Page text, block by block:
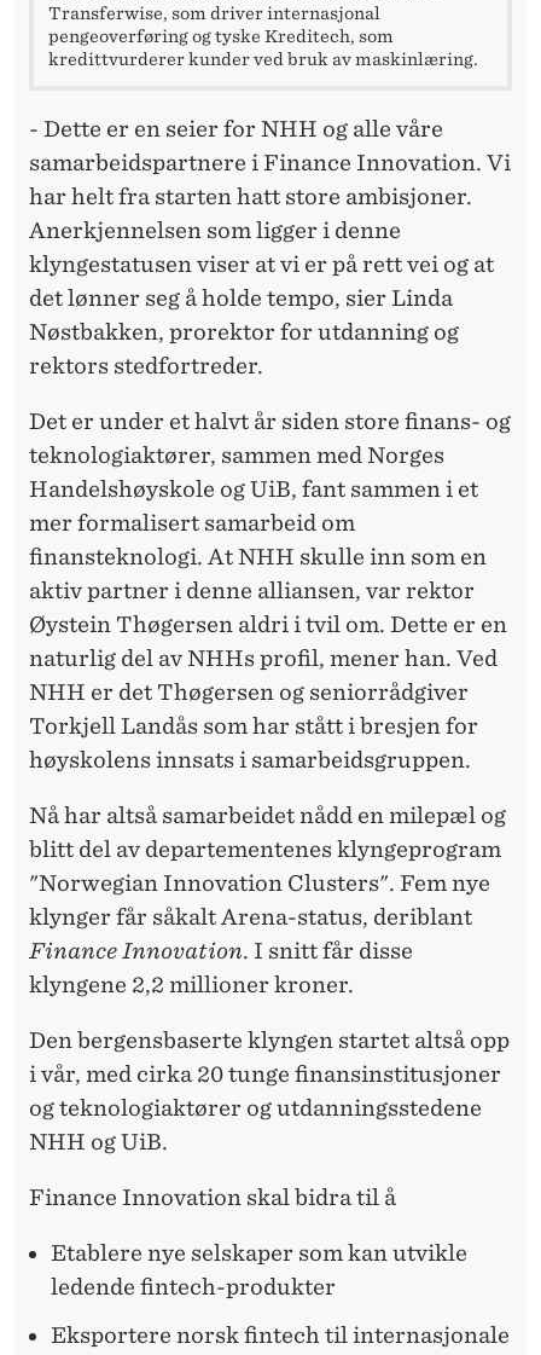
Transferwise, som driver internasjonal
pengeoverføring og tyske Kreditech, som
kredittvurderer kunder ved bruk av maskinlæring.
- Dette er en seier for NHH og alle våre
samarbeidspartnere i Finance Innovation. Vi
har helt fra starten hatt store ambisjoner.
Anerkjennelsen som ligger i denne
klyngestatusen viser at vi er på rett vei og at
det lønner seg å holde tempo, sier Linda
Nøstbakken, prorektor for utdanning og
rektors stedfortreder.
Det er under et halvt år siden store finans- og
teknologiaktører, sammen med Norges
Handelshøyskole og UiB, fant sammen i et
mer formalisert samarbeid om
finansteknologi. At NHH skulle inn som en
aktiv partner i denne alliansen, var rektor
Øystein Thøgersen aldri i tvil om. Dette er en
naturlig del av NHHs profil, mener han. Ved
NHH er det Thøgersen og seniorrådgiver
Torkjell Landås som har stått i bresjen for
høyskolens innsats i samarbeidsgruppen.
Nå har altså samarbeidet nådd en milepæl og
blitt del av departementenes klyngeprogram
"Norwegian Innovation Clusters". Fem nye
klynger får såkalt Arena-status, deriblant
Finance Innovation. I snitt får disse
klyngene 2,2 millioner kroner.
Den bergensbaserte klyngen startet altså opp
i vår, med cirka 20 tunge finansinstitusjoner
og teknologiaktører og utdanningsstedene
NHH og UiB.
Finance Innovation skal bidra til å
Etablere nye selskaper som kan utvikle
ledende fintech-produkter
Eksportere norsk fintech til internasjonale